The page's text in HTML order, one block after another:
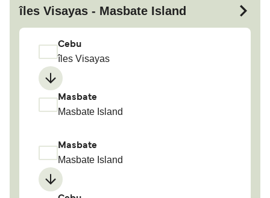
îles Visayas - Masbate Island
Cebu
îles Visayas
Masbate
Masbate Island
Masbate
Masbate Island